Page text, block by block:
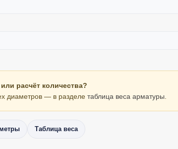
расчёт количества?
диаметров — в разделе таблица веса арматуры.
Таблица веса